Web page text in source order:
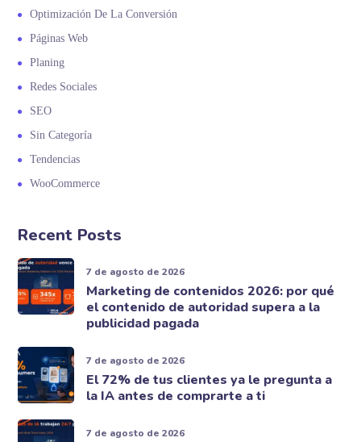
Optimización De La Conversión
Páginas Web
Planing
Redes Sociales
SEO
Sin Categoría
Tendencias
WooCommerce
Recent Posts
7 de agosto de 2026
Marketing de contenidos 2026: por qué
el contenido de autoridad supera a la
publicidad pagada
7 de agosto de 2026
El 72% de tus clientes ya le pregunta a
la IA antes de comprarte a ti
7 de agosto de 2026